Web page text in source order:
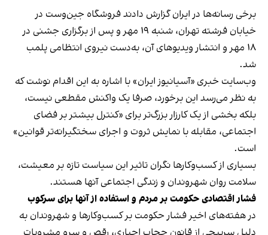
برخی رسانه‌ها در ایران گزارش دادند فروشگاه جین‌وست در
خیابان فرشته تهران، شنبه ۱۹ مهر و پس از برگزاری جشنی در
۱۸ مهر و انتشار ویدیوهای آن، به‌دست نیروی انتظامی پلمب
شد.
وب‌سایت خبری «آسیانیوز ایران» با اشاره به این اقدام نوشت که
به نظر می‌رسد این برخورد، صرفا یک واکنش مقطعی نیست،
بلکه بخشی از یک کارزار بزرگ‌تر برای «کنترل بیشتر بر فضای
اجتماعی، مقابله با نمایش ثروت و اجرای سختگیرانه‌تر قوانین»
است.
بسیاری از کسب‌وکارها نگران تاثیر این سیاست‌ تازه بر معیشت،
سلامت روان شهروندان و زندگی اجتماعی آنها هستند.
فشار اقتصادی حکومت بر مردم و استفاده از آنها برای سرکوب
در هفته‌های اخیر فشار حکومت بر کسب‌وکارها و شهروندان به